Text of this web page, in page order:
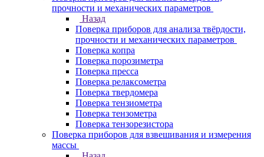
прочности и механических параметров
Назад
Поверка приборов для анализа твёрдости,
прочности и механических параметров
Поверка копра
Поверка порозиметра
Поверка пресса
Поверка релаксометра
Поверка твердомера
Поверка тензиометра
Поверка тензометра
Поверка тензорезистора
Поверка приборов для взвешивания и измерения
массы